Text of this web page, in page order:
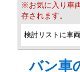
※お気に入り車
存されます。
検討リストに車
バン車